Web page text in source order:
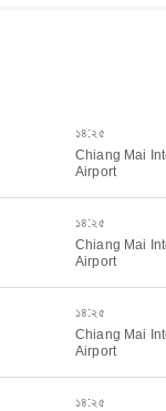
১৪:২৫
Chiang Mai
Airport
১৪:২৫
Chiang Mai
Airport
১৪:২৫
Chiang Mai
Airport
১৪:২৫